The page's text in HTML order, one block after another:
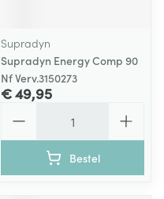
Supradyn
Supradyn Energy Comp 90
Nf Verv.3150273
€ 49,95
Bestel